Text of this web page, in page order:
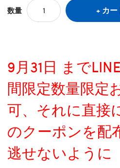
数量 カ
9月31日 まで
間限定数量限定
可、それに直接
のクーポンを配
逃せないように